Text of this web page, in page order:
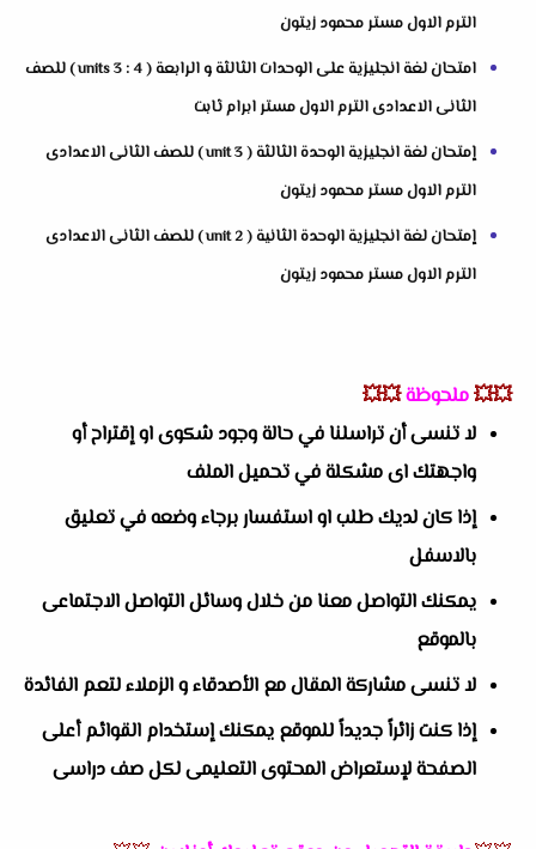
الترم الاول مستر محمود زيتون
امتحان لغة انجليزية على الوحدات الثالثة و الرابعة ( units 3 : 4 ) للصف
الثانى الاعدادى الترم الاول مستر ابرام ثابت
إمتحان لغة انجليزية الوحدة الثالثة ( unit 3 ) للصف الثانى الاعدادى
الترم الاول مستر محمود زيتون
إمتحان لغة انجليزية الوحدة الثانية ( unit 2 ) للصف الثانى الاعدادى
الترم الاول مستر محمود زيتون
💥💥ملحوظة💥💥
لا تنسى أن تراسلنا في حالة وجود شكوى او إقتراح أو
واجهتك اى مشكلة في تحميل الملف
إذا كان لديك طلب او استفسار برجاء وضعه في تعليق
بالاسفل
يمكنك التواصل معنا من خلال وسائل التواصل الاجتماعى
بالموقع
لا تنسى مشاركة المقال مع الأصدقاء و الزملاء لتعم الفائدة
إذا كنت زائراً جديداً للموقع يمكنك إستخدام القوائم أعلى
الصفحة لإستعراض المحتوى التعليمى لكل صف دراسى